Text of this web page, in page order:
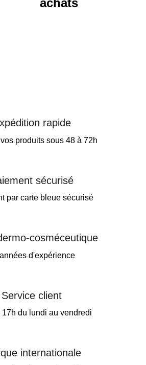
achats
rapide
produits sous 48 à 72h
sécurisé
par carte bleue sécurisé
cosméceutique
d'expérience
Service client
17h du lundi au vendredi
internationale